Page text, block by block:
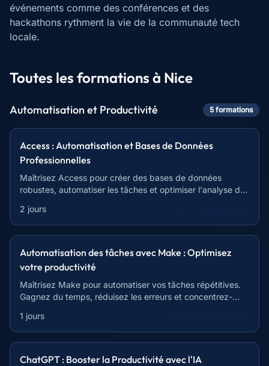
événements comme des conférences et des
hackathons rythment la vie de la communauté tech
locale.
Toutes les formations à Nice
Automatisation et Productivité 5 formations
Access : Automatisation et Bases de Données
Professionnelles
Maîtrisez Access pour créer des bases de données
robustes, automatiser les tâches et optimiser l'analyse de
2 jours
Automatisation des tâches avec Make : Optimisez
votre productivité
Maîtrisez Make pour automatiser vos tâches répétitives.
Gagnez du temps, réduisez les erreurs et concentrez-
1 jours
ChatGPT : Booster la Productivité avec l'IA